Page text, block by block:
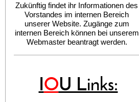
Zukünftig findet ihr Informationen des
Vorstandes im internen Bereich
unserer Website. Zugänge zum
internen Bereich können bei unserem
Webmaster beantragt werden.
IOU Links: